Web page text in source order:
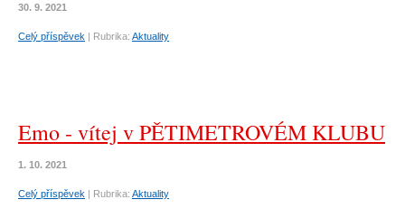
30. 9. 2021
Celý příspěvek | Rubrika: Aktuality
Emo - vítej v PĚTIMETROVÉM KLUBU
1. 10. 2021
Celý příspěvek | Rubrika: Aktuality